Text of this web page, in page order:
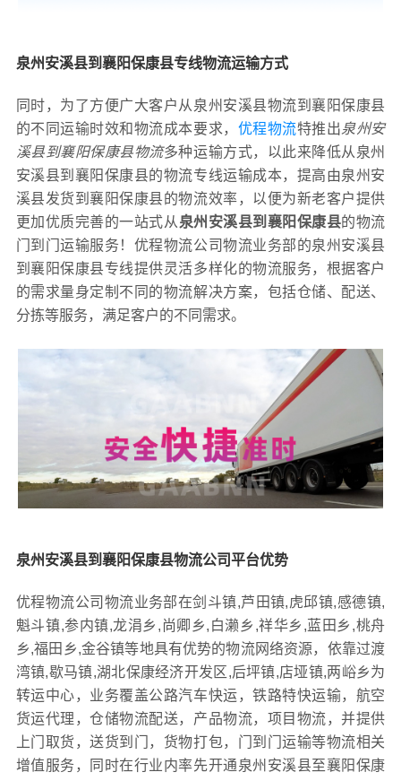
泉州安溪县到襄阳保康县专线物流运输方式
同时，为了方便广大客户从泉州安溪县物流到襄阳保康县
的不同运输时效和物流成本要求， 优程物流特推出泉州安
溪县到襄阳保康县物流多种运输方式，以此来降低从泉州
安溪县到襄阳保康县的物流专线运输成本，提高由泉州安
溪县发货到襄阳保康县的物流效率，以便为新老客户提供
更加优质完善的一站式从 泉州安溪县到襄阳保康县的物流
门到门运输服务！优程物流公司物流业务部的泉州安溪县
到襄阳保康县专线提供灵活多样化的物流服务，根据客户
的需求量身定制不同的物流解决方案，包括仓储、配送、
分拣等服务，满足客户的不同需求。
泉州安溪县到襄阳保康县物流公司平台优势
优程物流公司物流业务部在剑斗镇,芦田镇,虎邱镇,感德镇,
魁斗镇,参内镇,龙涓乡,尚卿乡,白濑乡,祥华乡,蓝田乡,桃舟
乡,福田乡,金谷镇等地具有优势的物流网络资源，依靠过渡
湾镇,歇马镇,湖北保康经济开发区,后坪镇,店垭镇,两峪乡为
转运中心，业务覆盖公路汽车快运，铁路特快运输，航空
货运代理，仓储物流配送，产品物流，项目物流，并提供
上门取货，送货到门，货物打包，门到门运输等物流相关
增值服务，同时在行业内率先开通泉州安溪县至襄阳保康